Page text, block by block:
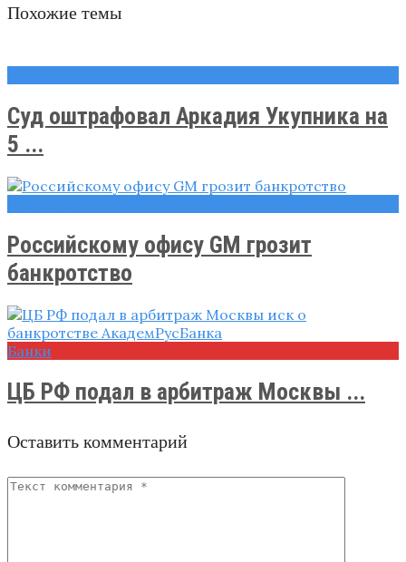
Похожие темы
Суд оштрафовал Аркадия Укупника на
5 ...
Российскому офису GM грозит
банкротство
Банки
ЦБ РФ подал в арбитраж Москвы ...
Оставить комментарий